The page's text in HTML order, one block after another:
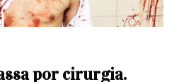
por cirurgia.